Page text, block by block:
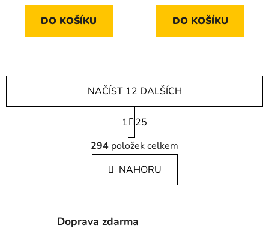
DO KOŠÍKU DO KOŠÍKU
O
v
l
á
d
NAČÍST 12 DALŠÍCH
S
t
r
á
n
k
1
25
294 položek celkem
NAHORU
Doprava zdarma